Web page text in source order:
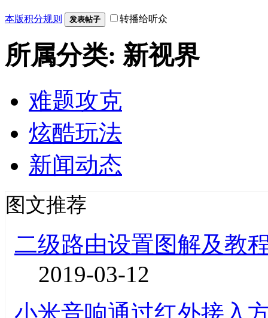
本版积分规则 发表帖子 转播给听众
所属分类: 新视界
难题攻克
炫酷玩法
新闻动态
图文推荐
二级路由设置图解及教
2019-03-12